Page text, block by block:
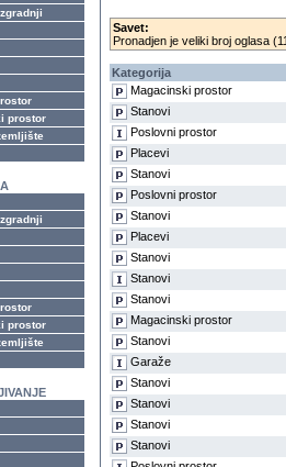
prostor
prostor
Savet:
Pronadjen je veliki broj oglasa
Kategorija
Magacinski prostor
Stanovi
Poslovni prostor
Placevi
Stanovi
Poslovni prostor
Stanovi
Placevi
Stanovi
Stanovi
Stanovi
Magacinski prostor
Stanovi
Garaže
Stanovi
Stanovi
Stanovi
Stanovi